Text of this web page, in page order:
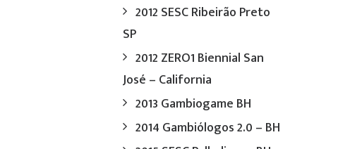
2012 SESC Ribeirão Preto
SP
2012 ZERO1 Biennial San
José – California
2013 Gambiogame BH
2014 Gambiólogos 2.0 – BH